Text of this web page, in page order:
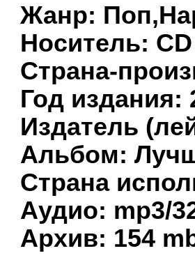
Жанр:
Носитель: CD
Страна-
Год издания:
Издатель
Альбом:
Страна
Аудио: mp3/
Архив: 154